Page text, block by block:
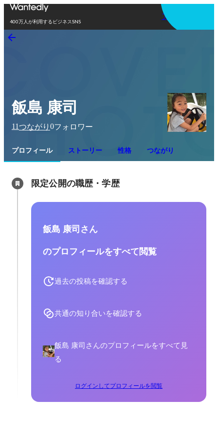
400万人が利用するビジネスSNS
アプリを使う
飯島 康司
11つながり 0フォロワー
プロフィール ストーリー 性格 つながり
限定公開の職歴・学歴
飯島 康司さん
のプロフィールをすべて閲覧
過去の投稿を確認する
共通の知り合いを確認する
飯島 康司さんのプロフィールをすべて見
る
ログインしてプロフィールを閲覧